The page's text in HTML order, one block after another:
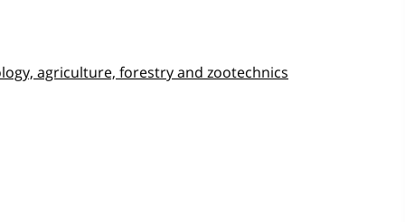
agriculture, forestry and zootechnics